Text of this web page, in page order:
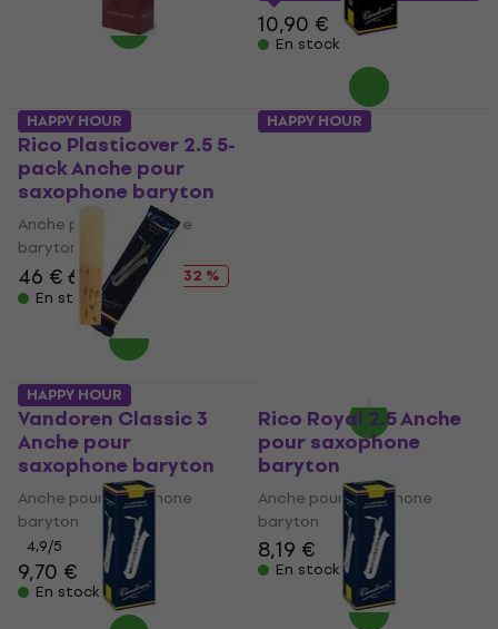
10,90 €
En stock
Rico Plasticover 2.5 5-
pack Anche pour
saxophone baryton
Anche pour saxophone
baryton
46 €67,60 €
- 32 %
En stock
HAPPY HOUR
Vandoren Classic 3
Anche pour
saxophone baryton
Anche pour saxophone
baryton
4,9/5
9,70 €
En stock
HAPPY HOUR
Rico Royal 2.5 Anche
pour saxophone
baryton
Anche pour saxophone
baryton
8,19 €
En stock
HAPPY HOUR